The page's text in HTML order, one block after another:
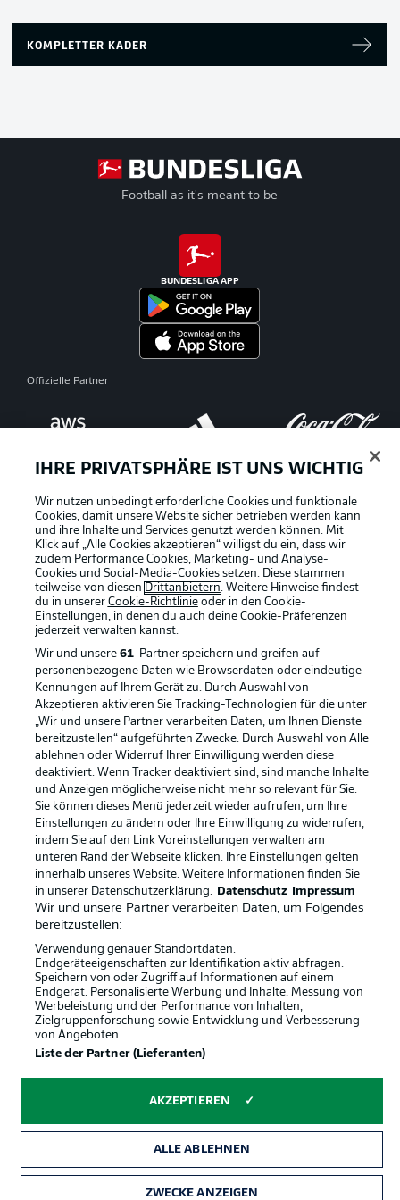
KOMPLETTER KADER
Football as it's meant to be
BUNDESLIGA APP
Offizielle Partner
Rechtliche Hinweise Voreinstellungen verwalten
Datenschutz Nutzungsbedingungen
Broadcaster Kontakt
Jobs Impressum
Partner Spieler
Liveticker AGB
© 2026 Bundesliga-Gruppe GmbH
Anzeige Modus
IHRE PRIVATSPHÄRE IST UNS WICHTIG
Wir nutzen unbedingt erforderliche Cookies und funktionale
Cookies, damit unsere Website sicher betrieben werden kann
und ihre Inhalte und Services genutzt werden können. Mit
Klick auf „Alle Cookies akzeptieren“ willigst du ein, dass wir
zudem Performance Cookies, Marketing- und Analyse-
Cookies und Social-Media-Cookies setzen. Diese stammen
teilweise von diesen Drittanbietern. Weitere Hinweise findest
du in unserer Cookie-Richtlinieoder in den Cookie-
Einstellungen, in denen du auch deine Cookie-Präferenzen
jederzeit verwalten kannst.
Wir und unsere 61-Partner speichern und greifen auf
personenbezogene Daten wie Browserdaten oder eindeutige
Kennungen auf Ihrem Gerät zu. Durch Auswahl von
Akzeptieren aktivieren Sie Tracking-Technologien für die unter
„Wir und unsere Partner verarbeiten Daten, um Ihnen Dienste
bereitzustellen“ aufgeführten Zwecke. Durch Auswahl von Alle
ablehnen oder Widerruf Ihrer Einwilligung werden diese
deaktiviert. Wenn Tracker deaktiviert sind, sind manche Inhalte
und Anzeigen möglicherweise nicht mehr so relevant für Sie.
Sie können dieses Menü jederzeit wieder aufrufen, um Ihre
Einstellungen zu ändern oder Ihre Einwilligung zu widerrufen,
indem Sie auf den Link Voreinstellungen verwalten am
unteren Rand der Webseite klicken. Ihre Einstellungen gelten
innerhalb unseres Website. Weitere Informationen finden Sie
in unserer Datenschutzerklärung.
Datenschutz Impressum
Wir und unsere Partner verarbeiten Daten, um Folgendes
bereitzustellen:
Verwendung genauer Standortdaten.
Endgeräteeigenschaften zur Identifikation aktiv abfragen.
Speichern von oder Zugriff auf Informationen auf einem
Endgerät. Personalisierte Werbung und Inhalte, Messung von
Werbeleistung und der Performance von Inhalten,
Zielgruppenforschung sowie Entwicklung und Verbesserung
von Angeboten.
Liste der Partner (Lieferanten)
AKZEPTIEREN
ALLE ABLEHNEN
ZWECKE ANZEIGEN